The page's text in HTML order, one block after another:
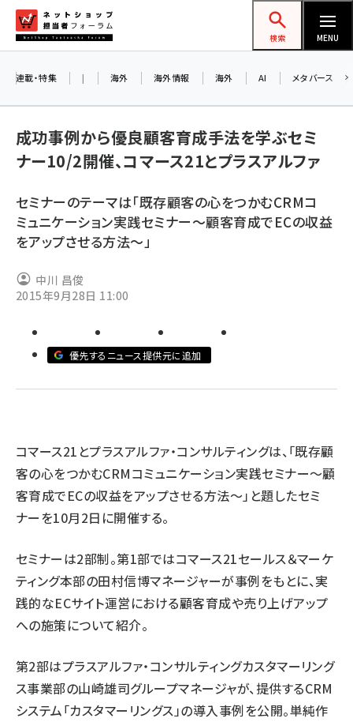
ン
ネットショップ担当者フォーラム
検索 MENU
yahoo (1908)
楽天 (1877)
アスクル (1124)
ビィ・フォアード (784)
連載・特集 | 海外 海外情報 海外 AI メタバース
成功事例から優良顧客育成手法を学ぶセミ
ナー10/2開催、コマース21とプラスアルファ
セミナーのテーマは「既存顧客の心をつかむCRMコ
ミュニケーション実践セミナー～顧客育成でECの収益
をアップさせる方法～」
中川 昌俊
2015年9月28日 11:00
優先するニュース提供元に追加
コマース21とプラスアルファ・コンサルティングは、「既存顧
客の心をつかむCRMコミュニケーション実践セミナー～顧
客育成でECの収益をアップさせる方法～」と題したセミ
ナーを10月2日に開催する。
セミナーは2部制。第1部ではコマース21セールス＆マーケ
ティング本部の田村信博マネージャーが事例をもとに、実
践的なECサイト運営における顧客育成や売り上げアップ
への施策について紹介。
第2部はプラスアルファ・コンサルティングカスタマーリング
ス事業部の山崎雄司グループマネージャが、提供するCRM
システム「カスタマーリングス」の導入事例を公開。単純作
交流